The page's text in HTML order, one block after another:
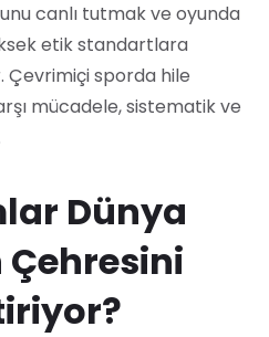
canlı tutmak ve oyunda
etik standartlara
Çevrimiçi sporda hile
mücadele, sistematik ve
Dünya